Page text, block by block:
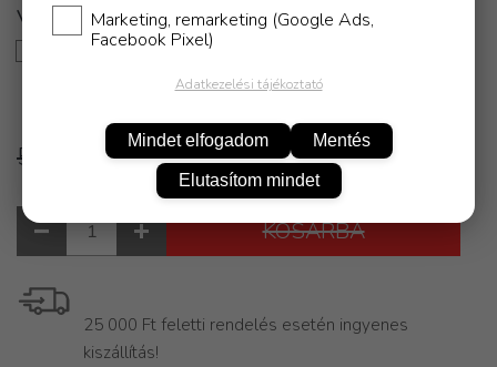
Zsákbamacska
5 490 Ft 4 790 Ft
KOSÁRBA
25 000 Ft feletti rendelés esetén ingyenes
kiszállítás!
Marketing, remarketing (Google Ads,
Facebook Pixel)
Adatkezelési tájékoztató
Mindet elfogadom Mentés
Elutasítom mindet